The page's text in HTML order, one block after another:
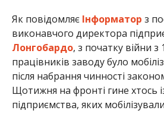
Як повідомляє Інформатор з
виконавчого директора
Лонгобардо, з початку війни з
працівників заводу було
після набрання чинності
Щотижня на фронті гине хтось
підприємства, яких